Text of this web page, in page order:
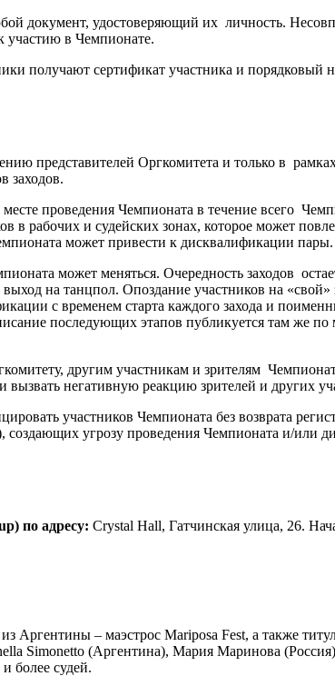
документ, удостоверяющий их личность.
участию в Чемпионате.
получают сертификат участника и порядковый
представителей Оргкомитета и только в
заходов.
проведения Чемпионата в течение всего
рабочих и судейских зонах, которое может
может привести к дисквалификации пары.
может меняться. Очередность заходов
на танцпол. Опоздание участников на
с временем старта каждого захода и
последующих этапов публикуется там же
другим участникам и зрителям
негативную реакцию зрителей и других
участников Чемпионата без возврата
создающих угрозу проведения Чемпионата и/или
) по адресу: Crystal Hall, Гатчинская улица, 26.
Аргентины – маэстрос Mariposa Fest, а также
Simonetto (Аргентина), Мария Маринова
более судей.